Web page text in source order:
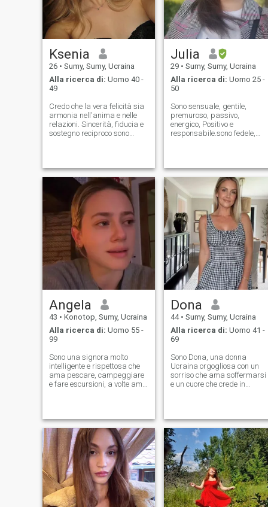
Ksenia
26 • Sumy, Sumy, Ucraina
Alla ricerca di: Uomo 40 -
49
Credo che la vera felicità sia
armonia nell'anima e nelle
relazioni. Sincerità, fiducia e
sostegno reciproco sono
stimolanti. Sogno una
relazione in cui l'amore, la
comprensione reciproca e il
desiderio di mettere insieme
regnano sovrani.
Julia
29 • Sumy, Sumy, Ucraina
Alla ricerca di: Uomo 25 -
50
Sono sensuale, gentile,
premuroso, passivo,
energico, Positivo e
responsabile.sono fedele,
creare nuova esperienza,
incontrare nuove persone
interessanti. I miei amici
sorprendenti mi considerano
una signora sincera e molto
romantica;)
Angela
43 • Konotop, Sumy, Ucraina
Alla ricerca di: Uomo 55 -
99
Sono una signora molto
intelligente e rispettosa che
ama pescare, campeggiare
e fare escursioni, a volte amo
Dona
44 • Sumy, Sumy, Ucraina
Alla ricerca di: Uomo 41 -
69
Sono Dona, una donna
Ucraina orgogliosa con un
sorriso che ama soffermarsi
e un cuore che crede in
intrecciano nelle nostre
- valori che porto con me ogni
giorno. Mi troverete
ugualmente a casa
cucinando un borscht
tradizionale la ricetta di mia
nonna mentre sto esplorando
nuove città o ridendo di caffè
con gli amici. By giorno, sono
un insegnante che adora la